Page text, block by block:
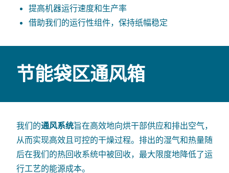
提高机器运行速度和生产率
借助我们的运行性组件，保持纸幅稳定
节能袋区通风箱
我们的通风系统旨在高效地向烘干部供应和排出空气，
从而实现高效且可控的干燥过程。排出的湿气和热量随
后在我们的热回收系统中被回收，最大限度地降低了运
行工艺的能源成本。